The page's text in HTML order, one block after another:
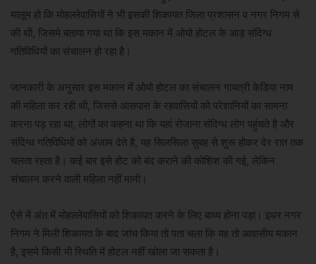
मालूम हो कि मोहल्लेवासियों ने भी इसकी शिकायत जिला प्रशासन व नगर निगम से
की थी, जिसमे बताया गया था कि इस मकान में ओयो होटल के आड़ संदिग्ध
गतिविधियों का संचालन हो रहा है।
जानकारी के अनुसार इस मकान में ओयो होटल का संचालन गायत्री केडिया नाम
की महिला कर रही थी, जिससे आसपास के रहवासियों को परेशानियों का सामना
करना पड़ रहा था, लोगों का कहना था कि यहां रोजाना संदिग्ध लोग पहुंचते है और
संदिग्ध गतिविधियों को अंजाम देते है, यह सिलसिला सुबह से शुरू होकर देर रात तक
चलता रहता है। कई बार इसे होट को बंद कराने की कोशिश की गई, लेकिन
संचालन करने वाली महिला नहीं मानी।
ऐसे में अंत में मोहल्लेवासियों को शिकायत करने के लिए बाध्य होना पड़ा। इधर नगर
निगम ने मिली शिकायत के बाद जांच किया तो पता चला कि यह तो आवासीय मकान
है, इसमे किसी भी स्थिति में होटल नहीं खोला जा सकता है।